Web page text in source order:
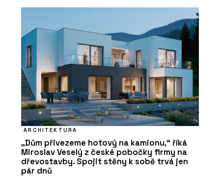
ARCHITEKTURA
„Dům přivezeme hotový na kamionu,“ říká
Miroslav Veselý z české pobočky firmy na
dřevostavby. Spojit stěny k sobě trvá jen
pár dnů